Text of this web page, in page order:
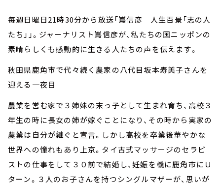
毎週日曜日21時30分から放送「嶌信彦 人生百景「志の人
たち」」。ジャーナリスト嶌信彦が、私たちの国ニッポンの
素晴らしくも感動的に生きる人たちの声を伝えます。
秋田県鹿角市で代々続く農家の八代目坂本寿美子さんを
迎える一夜目
農業を営む家で３姉妹の末っ子として生まれ育ち、高校３
年生の時に長女の姉が嫁ぐことになり、その時から実家の
農業は自分が継ぐと宣言。しかし高校を卒業後華やかな
世界への憧れもあり上京。タイ古式マッサージのセラピ
ストの仕事をして３０前で結婚し、妊娠を機に鹿角市にＵ
ターン。３人のお子さんを持つシングルマザーが、思いが